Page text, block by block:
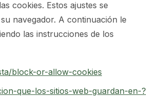
cookies. Estos ajustes se
navegador. A continuación le
las instrucciones de los
block-or-allow-cookies
que-los-sitios-web-guardan-en-?